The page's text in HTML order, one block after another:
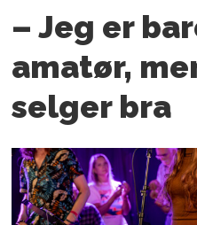
– Jeg er
amatør,
selger bra